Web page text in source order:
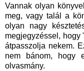
Vannak olyan
meg, vagy talál a
olyan nagy
megjegyzéssel, hogy
átpasszolja nekem.
nem bánom, hogy
olvasmány.